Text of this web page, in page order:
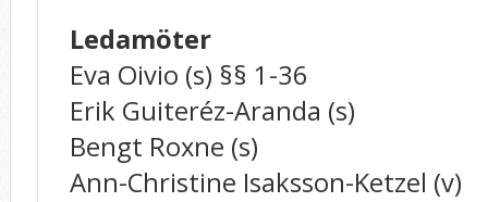
Ledamöter
Eva Oivio (s) §§ 1-36
Erik Guiteréz-Aranda (s)
Bengt Roxne (s)
Ann-Christine Isaksson-Ketzel (v)